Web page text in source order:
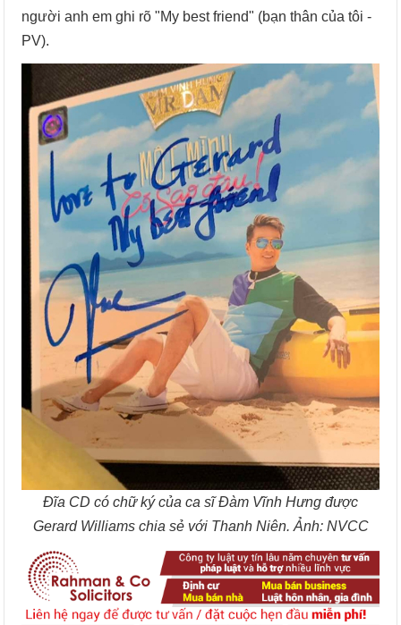
người anh em ghi rõ "My best friend" (bạn thân của tôi -
PV).
Đĩa CD có chữ ký của ca sĩ Đàm Vĩnh Hưng được
Gerard Williams chia sẻ với Thanh Niên. Ảnh: NVCC